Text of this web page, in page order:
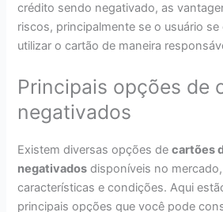
crédito sendo negativado, as
riscos, principalmente se o usuário
utilizar o cartão de maneira
Principais opções de
negativados
Existem diversas opções decartões
negativados disponíveis no
características e condições. Aqui
principais opções que você pode